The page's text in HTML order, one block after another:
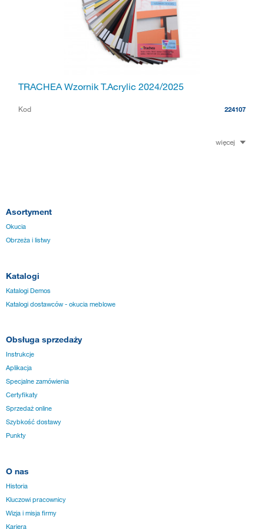
TRACHEA Wzornik T.Acrylic 2024/2025
Kod 224107
więcej
Asortyment
Okucia
Obrzeża i listwy
Katalogi
Katalogi Demos
Katalogi dostawców - okucia meblowe
Obsługa sprzedaży
Instrukcje
Aplikacja
Specjalne zamówienia
Certyfikaty
Sprzedaż online
Szybkość dostawy
Punkty
O nas
Historia
Kluczowi pracownicy
Wizja i misja firmy
Kariera